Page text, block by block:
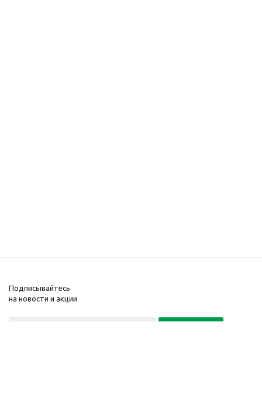
Подписывайтесь
на новости и акции